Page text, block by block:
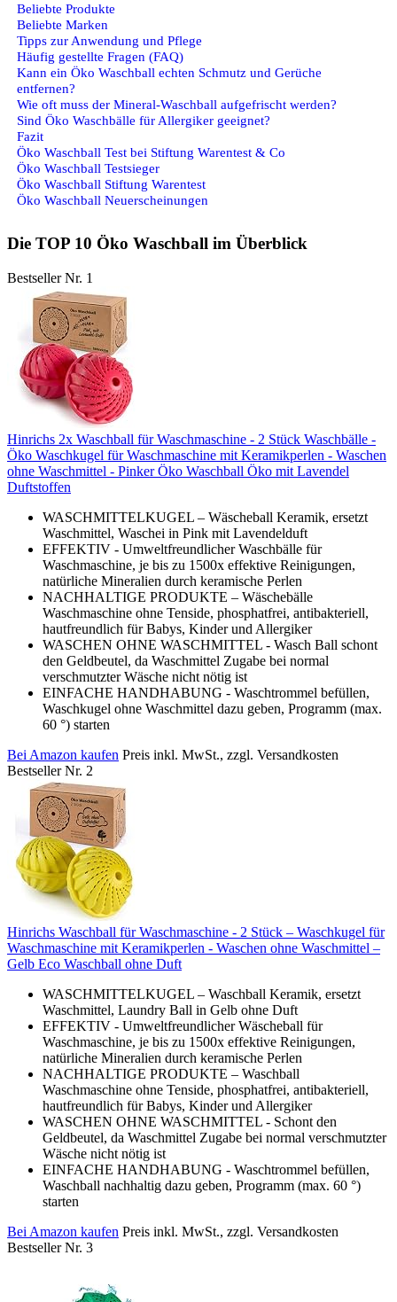
Beliebte Produkte
Beliebte Marken
Tipps zur Anwendung und Pflege
Häufig gestellte Fragen (FAQ)
Kann ein Öko Waschball echten Schmutz und Gerüche
entfernen?
Wie oft muss der Mineral-Waschball aufgefrischt werden?
Sind Öko Waschbälle für Allergiker geeignet?
Fazit
Öko Waschball Test bei Stiftung Warentest & Co
Öko Waschball Testsieger
Öko Waschball Stiftung Warentest
Öko Waschball Neuerscheinungen
Die TOP 10 Öko Waschball im Überblick
Bestseller Nr. 1
Hinrichs 2x Waschball für Waschmaschine - 2 Stück Waschbälle -
Öko Waschkugel für Waschmaschine mit Keramikperlen - Waschen
ohne Waschmittel - Pinker Öko Waschball Öko mit Lavendel
Duftstoffen
WASCHMITTELKUGEL – Wäscheball Keramik, ersetzt
Waschmittel, Waschei in Pink mit Lavendelduft
EFFEKTIV - Umweltfreundlicher Waschbälle für
Waschmaschine, je bis zu 1500x effektive Reinigungen,
natürliche Mineralien durch keramische Perlen
NACHHALTIGE PRODUKTE – Wäschebälle
Waschmaschine ohne Tenside, phosphatfrei, antibakteriell,
hautfreundlich für Babys, Kinder und Allergiker
WASCHEN OHNE WASCHMITTEL - Wasch Ball schont
den Geldbeutel, da Waschmittel Zugabe bei normal
verschmutzter Wäsche nicht nötig ist
EINFACHE HANDHABUNG - Waschtrommel befüllen,
Waschkugel ohne Waschmittel dazu geben, Programm (max.
60 °) starten
Bei Amazon kaufen Preis inkl. MwSt., zzgl. Versandkosten
Bestseller Nr. 2
Hinrichs Waschball für Waschmaschine - 2 Stück – Waschkugel für
Waschmaschine mit Keramikperlen - Waschen ohne Waschmittel –
Gelb Eco Waschball ohne Duft
WASCHMITTELKUGEL – Waschball Keramik, ersetzt
Waschmittel, Laundry Ball in Gelb ohne Duft
EFFEKTIV - Umweltfreundlicher Wäscheball für
Waschmaschine, je bis zu 1500x effektive Reinigungen,
natürliche Mineralien durch keramische Perlen
NACHHALTIGE PRODUKTE – Waschball
Waschmaschine ohne Tenside, phosphatfrei, antibakteriell,
hautfreundlich für Babys, Kinder und Allergiker
WASCHEN OHNE WASCHMITTEL - Schont den
Geldbeutel, da Waschmittel Zugabe bei normal verschmutzter
Wäsche nicht nötig ist
EINFACHE HANDHABUNG - Waschtrommel befüllen,
Waschball nachhaltig dazu geben, Programm (max. 60 °)
starten
Bei Amazon kaufen Preis inkl. MwSt., zzgl. Versandkosten
Bestseller Nr. 3